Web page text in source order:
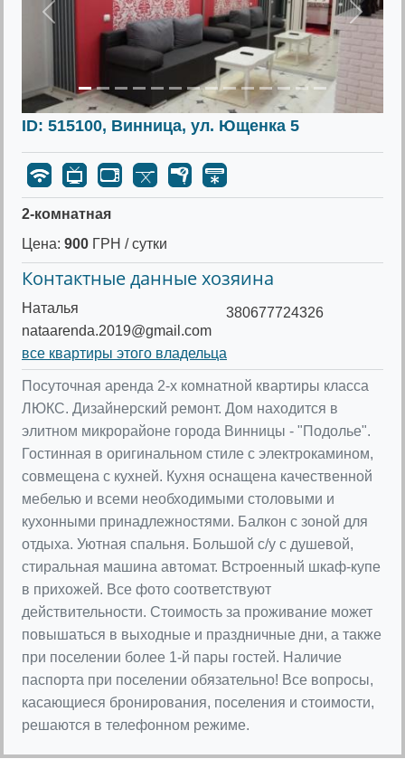
Предыдущее
ID: 515100, Винница, ул. Ющенка 5
2-комнатная
Цена: 900 ГРН / сутки
Контактные данные хозяина
Наталья
nataarenda.2019@gmail.com
380677724326
все квартиры этого владельца
Посуточная аренда 2-х комнатной квартиры класса
ЛЮКС. Дизайнерский ремонт. Дом находится в
элитном микрорайоне города Винницы - "Подолье".
Гостинная в оригинальном стиле с электрокамином,
совмещена с кухней. Кухня оснащена качественной
мебелью и всеми необходимыми столовыми и
кухонными принадлежностями. Балкон с зоной для
отдыха. Уютная спальня. Большой с/у с душевой,
стиральная машина автомат. Встроенный шкаф-купе
в прихожей. Все фото соответствуют
действительности. Стоимость за проживание может
повышаться в выходные и праздничные дни, а также
при поселении более 1-й пары гостей. Наличие
паспорта при поселении обязательно! Все вопросы,
касающиеся бронирования, поселения и стоимости,
решаются в телефонном режиме.